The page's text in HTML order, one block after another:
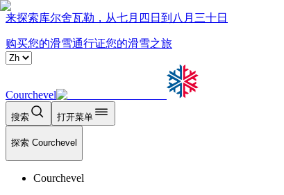
来探索库尔舍瓦勒，从七月四日到八月三十日
购买您的滑雪通行证您的滑雪之旅
Courchevel
搜索 打开菜单
探索 Courchevel
Courchevel